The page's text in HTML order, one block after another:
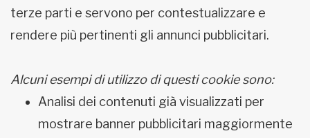
terze parti e servono per contestualizzare e
rendere più pertinenti gli annunci pubblicitari.
Alcuni esempi di utilizzo di questi cookie sono:
Analisi dei contenuti già visualizzati per
mostrare banner pubblicitari maggiormente